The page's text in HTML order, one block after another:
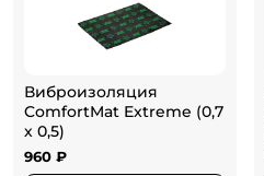
Виброизоляция
ComfortMat Extreme (0,7
х 0,5)
960 ₽